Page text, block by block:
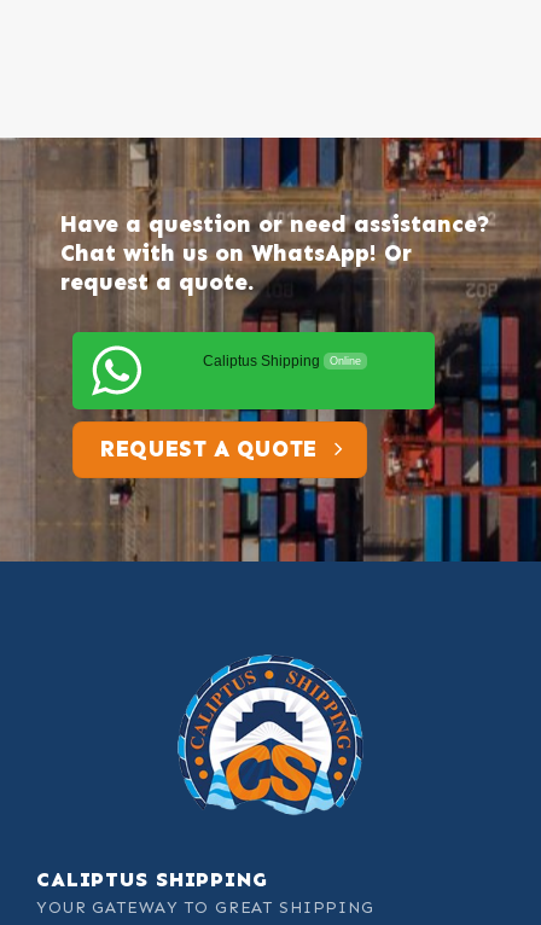
Have a question or need assistance?
Chat with us on WhatsApp! Or
request a quote.
Caliptus Shipping Online
REQUEST A QUOTE
CALIPTUS SHIPPING
YOUR GATEWAY TO GREAT SHIPPING